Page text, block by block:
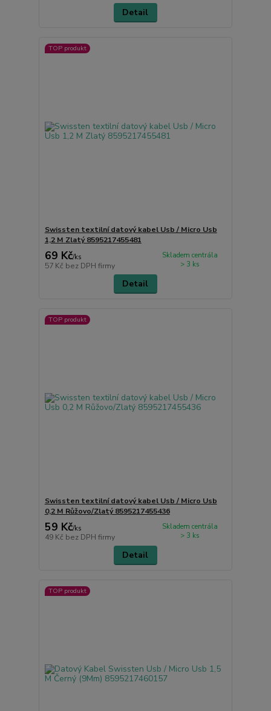
Detail
TOP produkt
Swissten textilní datový kabel Usb / Micro Usb
1,2 M Zlatý 8595217455481
69 Kč/ks
57 Kč bez DPH firmy
Skladem centrála
> 3 ks
Detail
TOP produkt
Swissten textilní datový kabel Usb / Micro Usb
0,2 M Růžovo/Zlatý 8595217455436
59 Kč/ks
49 Kč bez DPH firmy
Skladem centrála
> 3 ks
Detail
TOP produkt